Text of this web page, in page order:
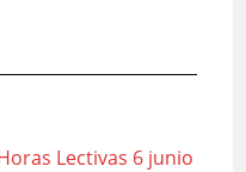
Lectivas 6 junio